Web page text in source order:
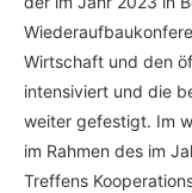
Wirtschaft und den
intensiviert und die
weiter gefestigt. Im
im Rahmen des im
Treffens